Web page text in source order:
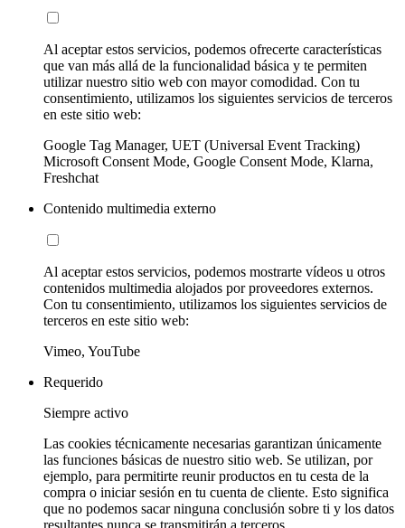
Al aceptar estos servicios, podemos ofrecerte características
que van más allá de la funcionalidad básica y te permiten
utilizar nuestro sitio web con mayor comodidad. Con tu
consentimiento, utilizamos los siguientes servicios de terceros
en este sitio web:
Google Tag Manager, UET (Universal Event Tracking)
Microsoft Consent Mode, Google Consent Mode, Klarna,
Freshchat
Contenido multimedia externo
Al aceptar estos servicios, podemos mostrarte vídeos u otros
contenidos multimedia alojados por proveedores externos.
Con tu consentimiento, utilizamos los siguientes servicios de
terceros en este sitio web:
Vimeo, YouTube
Requerido
Siempre activo
Las cookies técnicamente necesarias garantizan únicamente
las funciones básicas de nuestro sitio web. Se utilizan, por
ejemplo, para permitirte reunir productos en tu cesta de la
compra o iniciar sesión en tu cuenta de cliente. Esto significa
que no podemos sacar ninguna conclusión sobre ti y los datos
resultantes nunca se transmitirán a terceros.